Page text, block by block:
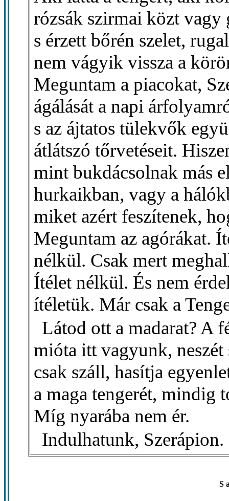
rózsák szirmai közt vagy
s érzett bőrén szelet,
nem vágyik vissza a
Meguntam a piacokat,
ágálását a napi
s az ájtatos tülekvők
átlátszó tőrvetéseit.
mint bukdácsolnak más
hurkaikban, vagy a
miket azért feszítenek,
Meguntam az agórákat.
nélkül. Csak mert
Ítélet nélkül. És nem
ítéletük. Már csak a
Látod ott a madarat? A
mióta itt vagyunk, neszét
csak száll, hasítja
a maga tengerét, mindig
Míg nyarába nem ér.
Indulhatunk, Szerápion.
S